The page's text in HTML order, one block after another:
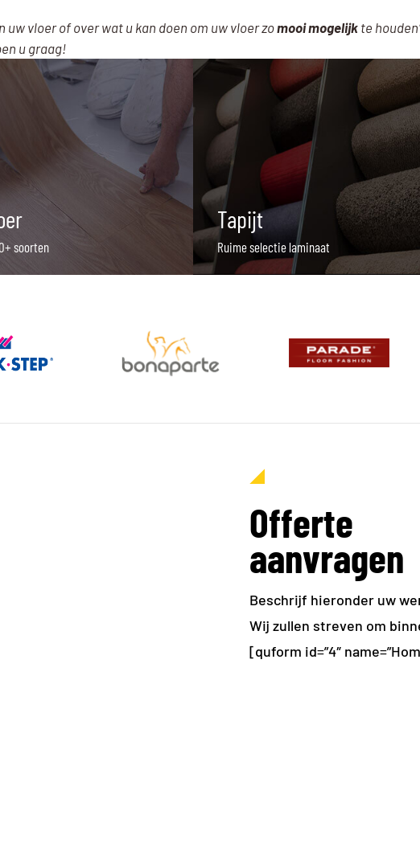
vloer of over wat u kan doen om uw vloer zomooi mogelijk te
u graag!
soorten
Tapijt
Ruime selectie laminaat
Offerte
aanvragen
Beschrijf hieronder uw
Wij zullen streven om
[quform id=”4″